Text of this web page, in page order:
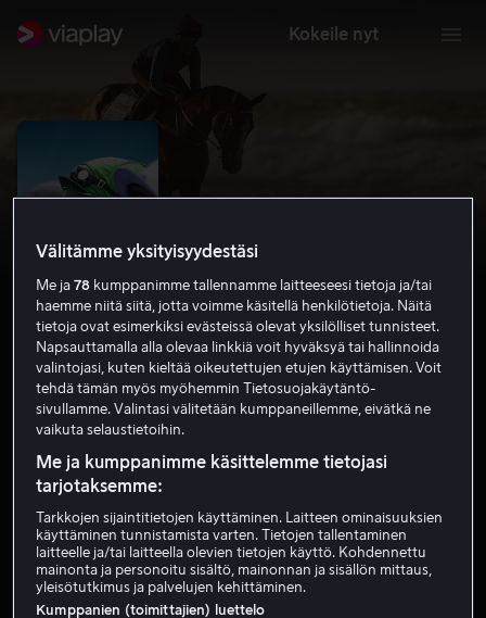
Kokeile nyt
Ride Like a Girl
7.0 Draama 2019
Vuokraa 4,99 €
Osta 12,99 €
Välitämme yksityisyydestäsi
Me ja78 kumppanimme tallennamme laitteeseesi tietoja ja/tai
haemme niitä siitä, jotta voimme käsitellä henkilötietoja. Näitä
tietoja ovat esimerkiksi evästeissä olevat yksilölliset tunnisteet.
Napsauttamalla alla olevaa linkkiä voit hyväksyä tai hallinnoida
valintojasi, kuten kieltää oikeutettujen etujen käyttämisen. Voit
tehdä tämän myös myöhemmin Tietosuojakäytäntö-
sivullamme. Valintasi välitetään kumppaneillemme, eivätkä ne
vaikuta selaustietoihin.
Me ja kumppanimme käsittelemme tietojasi
tarjotaksemme:
Tarkkojen sijaintitietojen käyttäminen. Laitteen ominaisuuksien
käyttäminen tunnistamista varten. Tietojen tallentaminen
laitteelle ja/tai laitteella olevien tietojen käyttö. Kohdennettu
mainonta ja personoitu sisältö, mainonnan ja sisällön mittaus,
yleisötutkimus ja palvelujen kehittäminen.
Kumppanien (toimittajien) luettelo